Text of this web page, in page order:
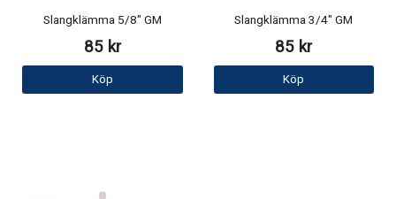
Slangklämma 5/8" GM
85 kr
Köp
Slangklämma 3/4" GM
85 kr
Köp